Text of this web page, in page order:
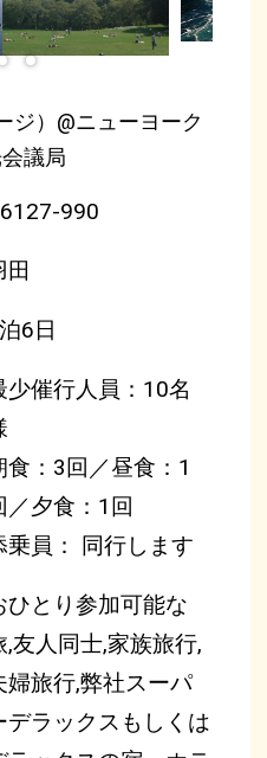
ジ）@ニューヨーク
議局
990
田
6日
少催行人員：10名
食：3回／昼食：1
／夕食：1回
乗員： 同行します
ひとり参加可能な
,友人同士,家族旅行,
婦旅行,弊社スーパ
デラックスもしくは